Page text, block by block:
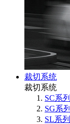
裁切系统
裁切系统
SC系列
SG系列
SL系列